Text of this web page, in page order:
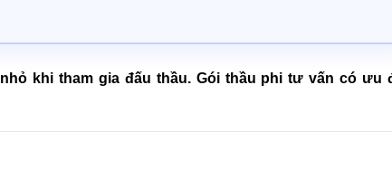
khi tham gia đấu thầu. Gói thầu phi tư vấn có ưu